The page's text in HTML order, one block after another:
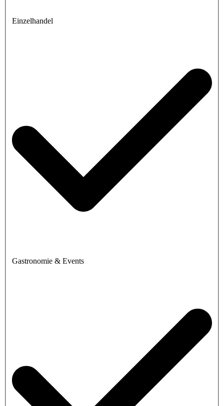
Einzelhandel
Gastronomie & Events